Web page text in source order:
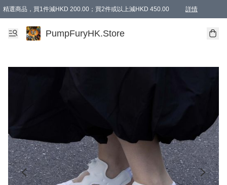
精選商品，買1件減HKD 200.00；買2件或以上減HKD 450.00 詳情
AAPE商品,會員專享9折或以上（按會員等級）AAPE products, members can
精選商品，任選買2件或以上減HKD 100.00
購物滿 HKD 800.00即享免運費優惠！（適用於 特定的送貨方式 )
PumpFuryHK.Store